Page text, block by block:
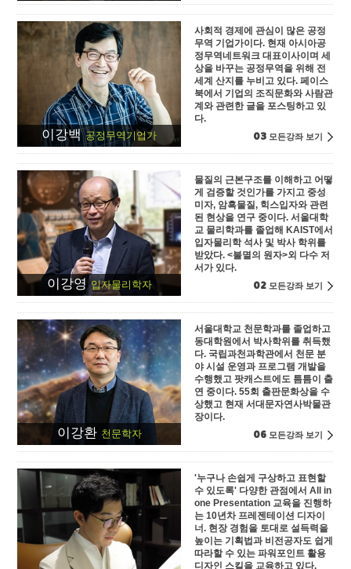
이강백공정무역기업가
사회적 경제에 관심이 많은 공정
무역 기업가이다. 현재 아시아공
정무역네트워크 대표이사이며 세
상을 바꾸는 공정무역을 위해 전
세계 산지를 누비고 있다. 페이스
북에서 기업의 조직문화와 사람관
계와 관련한 글을 포스팅하고 있
다.
03모든강좌 보기
이강영입자물리학자
물질의 근본구조를 이해하고 어떻
게 검증할 것인가를 가지고 중성
미자, 암흑물질, 힉스입자와 관련
된 현상을 연구 중이다. 서울대학
교 물리학과를 졸업해 KAIST에서
입자물리학 석사 및 박사 학위를
받았다. <불멸의 원자>외 다수 저
서가 있다.
02모든강좌 보기
이강환 천문학자
서울대학교 천문학과를 졸업하고
동대학원에서 박사학위를 취득했
다. 국립과천과학관에서 천문 분
야 시설 운영과 프로그램 개발을
수행했고 팟캐스트에도 틈틈이 출
연 중이다. 55회 출판문화상을 수
상했고 현재 서대문자연사박물관
장이다.
06모든강좌 보기
'누구나 손쉽게 구상하고 표현할
수 있도록' 다양한 관점에서 All in
one Presentation 교육을 진행하
는 10년차 프레젠테이션 디자이
너. 현장 경험을 토대로 설득력을
높이는 기획법과 비전공자도 쉽게
따라할 수 있는 파워포인트 활용
디자인 스킬을 교육하고 있다.